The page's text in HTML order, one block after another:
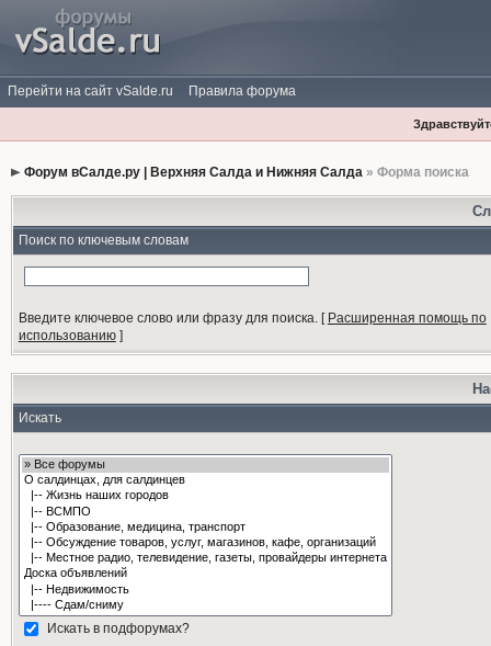
Перейти на сайт vSalde.ru Правила форума
Форум вСалде.ру | Верхняя Салда и Нижняя Салда» Форма поиска
Поиск по ключевым словам
Введите ключевое слово или фразу для поиска.[ Расширенная помощь по
использованию]
Искать
Искать в подфорумах?